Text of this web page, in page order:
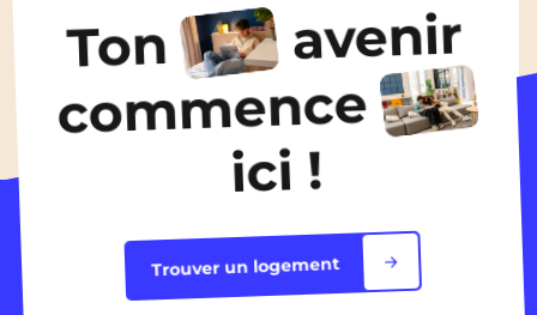
Découvrir les logements
Ton avenir
commence
ici !
Trouver un logement